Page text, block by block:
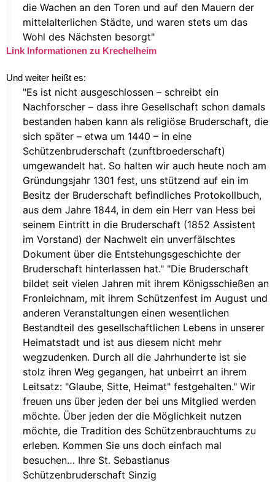
die Wachen an den Toren und auf den Mauern der
mittelalterlichen Städte, und waren stets um das
Wohl des Nächsten besorgt"
Link Informationen zu Krechelheim
Und weiter heißt es:
"Es ist nicht ausgeschlossen – schreibt ein
Nachforscher – dass ihre Gesellschaft schon damals
bestanden haben kann als religiöse Bruderschaft, die
sich später – etwa um 1440 – in eine
Schützenbruderschaft (zunftbroederschaft)
umgewandelt hat. So halten wir auch heute noch am
Gründungsjahr 1301 fest, uns stützend auf ein im
Besitz der Bruderschaft befindliches Protokollbuch,
aus dem Jahre 1844, in dem ein Herr van Hess bei
seinem Eintritt in die Bruderschaft (1852 Assistent
im Vorstand) der Nachwelt ein unverfälschtes
Dokument über die Entstehungsgeschichte der
Bruderschaft hinterlassen hat." "Die Bruderschaft
bildet seit vielen Jahren mit ihrem Königsschießen an
Fronleichnam, mit ihrem Schützenfest im August und
anderen Veranstaltungen einen wesentlichen
Bestandteil des gesellschaftlichen Lebens in unserer
Heimatstadt und ist aus diesem nicht mehr
wegzudenken. Durch all die Jahrhunderte ist sie
stolz ihren Weg gegangen, hat unbeirrt an ihrem
Leitsatz: "Glaube, Sitte, Heimat" festgehalten." Wir
freuen uns über jeden der bei uns Mitglied werden
möchte. Über jeden der die Möglichkeit nutzen
möchte, die Tradition des Schützenbrauchtums zu
erleben. Kommen Sie uns doch einfach mal
besuchen… Ihre St. Sebastianus
Schützenbruderschaft Sinzig